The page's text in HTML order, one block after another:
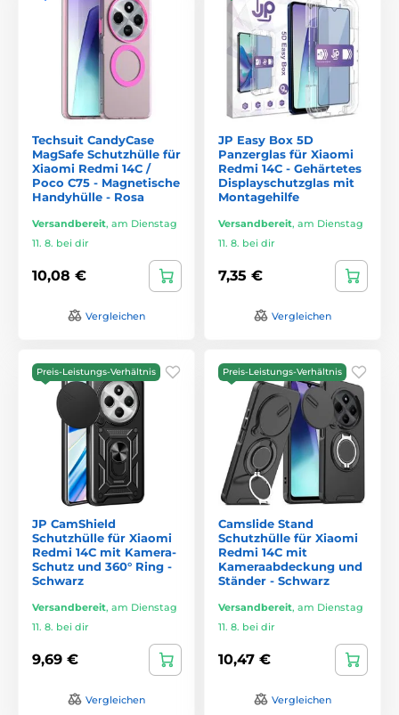
Techsuit CandyCase
MagSafe Schutzhülle für
Xiaomi Redmi 14C /
Poco C75 - Magnetische
Handyhülle - Rosa
Versandbereit, am Dienstag
11. 8. bei dir
10,08 €
Vergleichen
JP Easy Box 5D
Panzerglas für Xiaomi
Redmi 14C - Gehärtetes
Displayschutzglas mit
Montagehilfe
Versandbereit, am Dienstag
11. 8. bei dir
7,35 €
Vergleichen
Preis-Leistungs-Verhältnis
JP CamShield
Schutzhülle für Xiaomi
Redmi 14C mit Kamera-
Schutz und 360° Ring -
Schwarz
Versandbereit, am Dienstag
11. 8. bei dir
9,69 €
Vergleichen
Preis-Leistungs-Verhältnis
Camslide Stand
Schutzhülle für Xiaomi
Redmi 14C mit
Kameraabdeckung und
Ständer - Schwarz
Versandbereit, am Dienstag
11. 8. bei dir
10,47 €
Vergleichen